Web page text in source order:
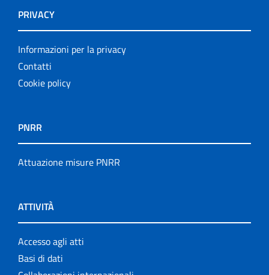
PRIVACY
Informazioni per la privacy
Contatti
Cookie policy
PNRR
Attuazione misure PNRR
ATTIVITÀ
Accesso agli atti
Basi di dati